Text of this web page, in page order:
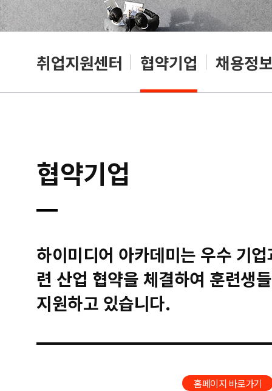
취업지원센터 협약기업 채용정보
협약기업
하이미디어 아카데미는 우수 기
련 산업 협약을 체결하여 훈련생
지원하고 있습니다.
홈페이지 바로가기